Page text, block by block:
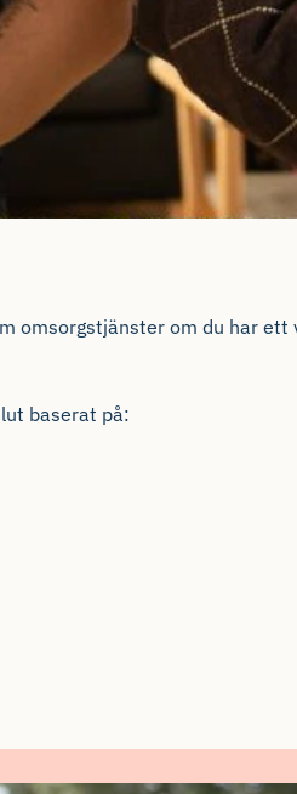
omsorgstjänster om du har ett
baserat på: